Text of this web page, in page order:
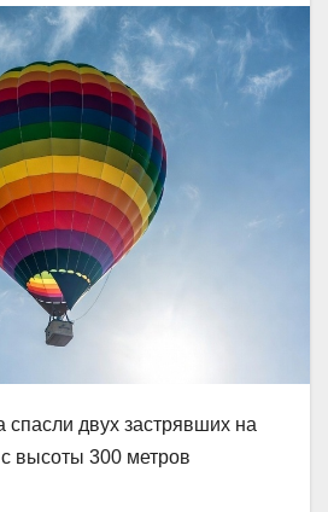
двух застрявших на
высоты 300 метров